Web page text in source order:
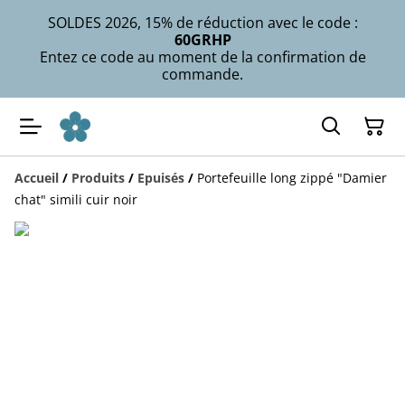
SOLDES 2026, 15% de réduction avec le code :
60GRHP
Entez ce code au moment de la confirmation de
commande.
Accueil / Produits / Epuisés / Portefeuille long zippé "Damier
chat" simili cuir noir